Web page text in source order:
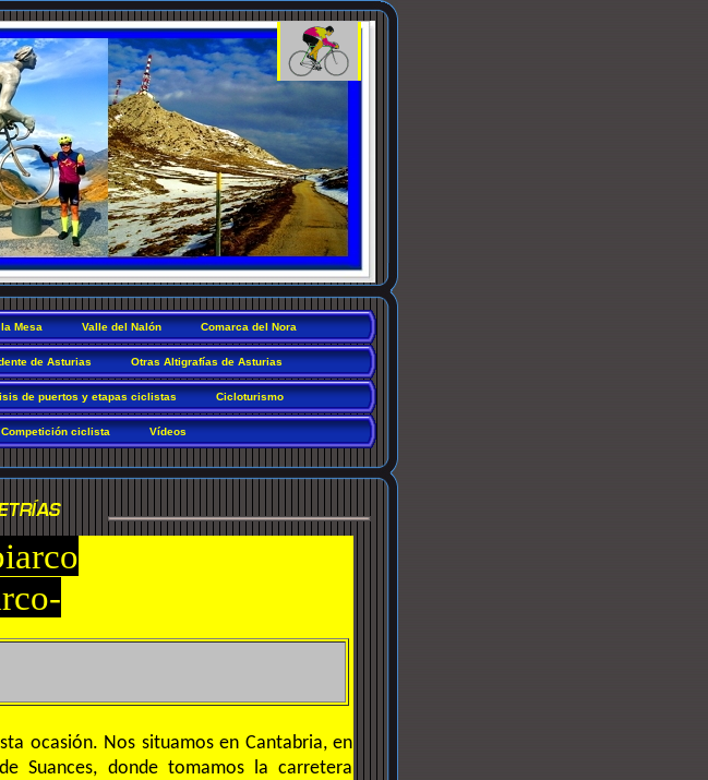
Mesa Valle del Nalón Comarca del Nora
de Asturias Otras Altigrafías de Asturias
de puertos y etapas ciclistas Cicloturismo
Competición ciclista Vídeos
ocasión. Nos situamos en Cantabria, en
Suances, donde tomamos la carretera